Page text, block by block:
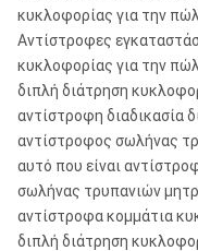
κυκλοφορίας για την
Αντίστροφες
κυκλοφορίας για την
διπλή διάτρηση
αντίστροφη διαδικασία
αντίστροφος σωλήνας
αυτό που είναι
σωλήνας τρυπανιών
αντίστροφα κομμάτια
διπλή διάτρηση